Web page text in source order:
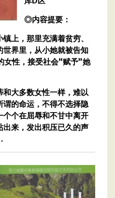
◎内容提要：
上，那里充满着贫穷、
界里，从小她就被告知
女性，接受社会“赋予”她
大多数女性一样，难以
的命运，不得不选择隐
个在屈辱和不甘中离开
出来，发出积压已久的声